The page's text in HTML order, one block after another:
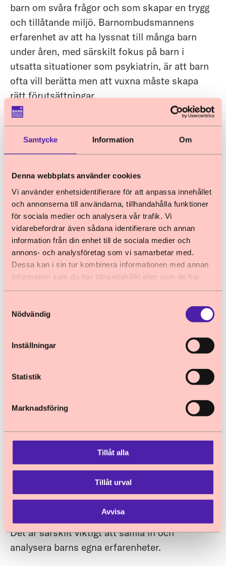
Samtycke Information Om
Denna webbplats använder cookies
Vi använder enhetsidentifierare för att anpassa innehållet
och annonserna till användarna, tillhandahålla funktioner
för sociala medier och analysera vår trafik. Vi
vidarebefordrar även sådana identifierare och annan
information från din enhet till de sociala medier och
annons- och analysföretag som vi samarbetar med.
Dessa kan i sin tur kombinera informationen med annan
information som du har tillhandahållit eller som de har
Nödvändig
Inställningar
Statistik
Marknadsföring
Tillåt alla
Tillåt urval
Avvisa
barn om svåra frågor och som skapar en trygg
och tillåtande miljö. Barnombudsmannens
erfarenhet av att ha lyssnat till många barn
under åren, med särskilt fokus på barn i
utsatta situationer som psykiatrin, är att barn
ofta vill berätta men att vuxna måste skapa
rätt förutsättningar.
Möjlighet att ta in externa experter
och sakkunniga
Barnombudsmannen välkomnar särskilt att
utredningen föreslår arbete med
referensgrupper med barn för att fånga upp
barns perspektiv på systembrister och -
möjligheter. Detta stärker barns rättigheter
enligt artikel 12.
8.2.1 Kunskapshöjande
insatser från Socialstyrelsen
Barnombudsmannen framhåller att de
kunskapshöjande insatser som utredningen
föreslår bör inkludera särskilda råd när det
gäller suicid bland barn.
8.2.2 Nya uppdrag till IVO
Barnombudsmannen framhåller att de analyser
uppmärksamma suicid och suicidförsök bland
barn särskilt, samt ta till hänsyn olika grupper
av barns situationer. Aktuella grupper kan t.ex.
funktionedsättning, barn i samhällets vård,
barn som är anhöriga, barn i migration eller
barn som är våldsutsatta, inklusive barn som
är utsatta för hedersrelaterat våld och förtryck.
Det är särskilt viktigt att samla in och
analysera barns egna erfarenheter.